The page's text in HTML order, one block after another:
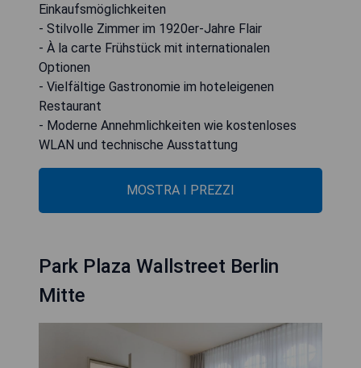
Einkaufsmöglichkeiten
- Stilvolle Zimmer im 1920er-Jahre Flair
- À la carte Frühstück mit internationalen
Optionen
- Vielfältige Gastronomie im hoteleigenen
Restaurant
- Moderne Annehmlichkeiten wie kostenloses
WLAN und technische Ausstattung
MOSTRA I PREZZI
Park Plaza Wallstreet Berlin
Mitte